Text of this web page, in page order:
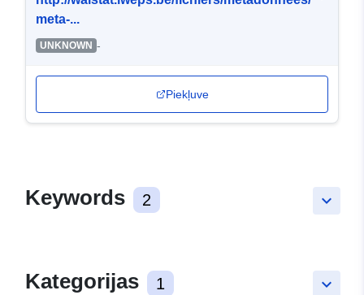
meta-...
UNKNOWN -
Piekļuve
keyboard_arrow_down
Keywords 2
keyboard_arrow_down
Kategorijas 1